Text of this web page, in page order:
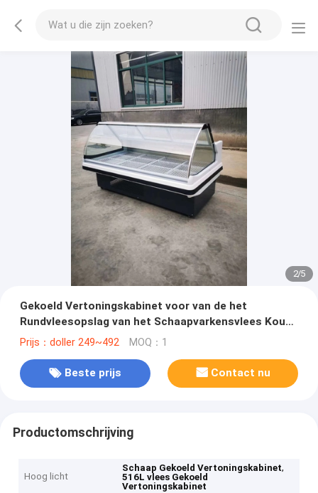
2/5
Gekoeld Vertoningskabinet voor van de het
Rundvleesopslag van het Schaapvarkensvlees Koud
het Verse Vleesbehoud
Prijs：doller 249~492 MOQ：1
Beste prijs Contact nu
Productomschrijving
Hoog licht
Schaap Gekoeld Vertoningskabinet,
516L vlees Gekoeld
Vertoningskabinet